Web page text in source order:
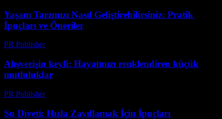
Yaşam Tarzınızı Nasıl Geliştirebilirsiniz: Pratik
İpuçları ve Öneriler
PR Publisher-
Alışverişin keyfi: Hayatınızı renklendiren küçük
mutluluklar
PR Publisher-
Su Diyeti: Hızla Zayıflamak İçin İpuçları